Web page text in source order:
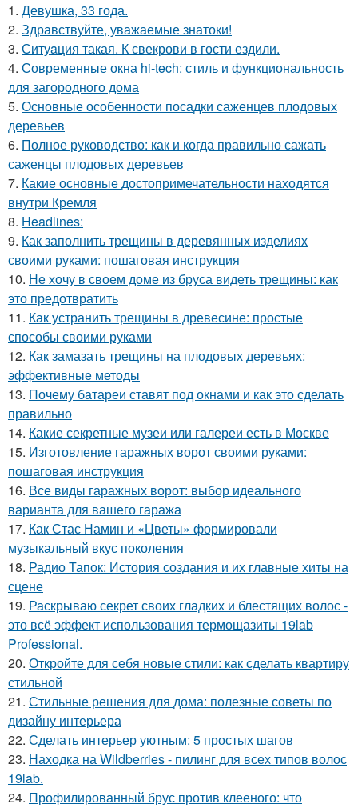
1. Девушка, 33 года.
2. Здравствуйте, уважаемые знатоки!
3. Ситуaция такая. К свекрови в гости ездили.
4. Современные окна hi-tech: стиль и функциональность
для загородного дома
5. Основные особенности посадки саженцев плодовых
деревьев
6. Полное руководство: как и когда правильно сажать
саженцы плодовых деревьев
7. Какие основные достопримечательности находятся
внутри Кремля
8. Headlines:
9. Как заполнить трещины в деревянных изделиях
своими руками: пошаговая инструкция
10. Не хочу в своем доме из бруса видеть трещины: как
это предотвратить
11. Как устранить трещины в древесине: простые
способы своими руками
12. Как замазать трещины на плодовых деревьях:
эффективные методы
13. Почему батареи ставят под окнами и как это сделать
правильно
14. Какие секретные музеи или галереи есть в Москве
15. Изготовление гаражных ворот своими руками:
пошаговая инструкция
16. Все виды гаражных ворот: выбор идеального
варианта для вашего гаража
17. Как Стас Намин и «Цветы» формировали
музыкальный вкус поколения
18. Радио Тапок: История создания и их главные хиты на
сцене
19. Раскрываю секрет своих гладких и блестящих волос -
это всё эффект использования термощазиты 19lab
Professional.
20. Откройте для себя новые стили: как сделать квартиру
стильной
21. Стильные решения для дома: полезные советы по
дизайну интерьера
22. Сделать интерьер уютным: 5 простых шагов
23. Находка на Wildberries - пилинг для всех типов волос
19lab.
24. Профилированный брус против клееного: что